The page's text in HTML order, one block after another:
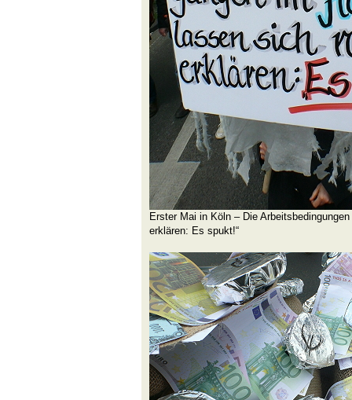
Erster Mai in Köln – Die
erklären: Es spukt!“